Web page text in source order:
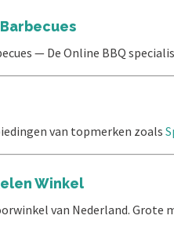
— De Online BBQ
van topmerken zoals
Winkel
van Nederland. Grote